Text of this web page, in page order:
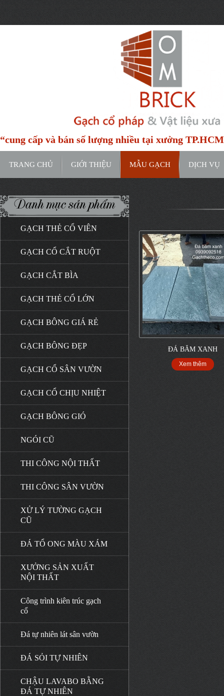
“cung cấp và bán số lượng nhiều tại xưởng
TRANG CHỦ GIỚI THIỆU MẪU GẠCH DỊCH VỤ
Danh mục sản phẩm
GẠCH THẺ CỔ VIÊN
GẠCH CỔ CẮT RUỘT
GẠCH CẮT BÌA
GẠCH THẺ CỔ LỚN
GẠCH BÔNG GIÁ RẺ
GẠCH BÔNG ĐẸP
GẠCH CỔ SÂN VƯỜN
GẠCH CỔ CHỊU NHIỆT
GẠCH BÔNG GIÓ
NGÓI CŨ
THI CÔNG NỘI THẤT
THI CÔNG SÂN VƯỜN
XỬ LÝ TƯỜNG GẠCH
CŨ
ĐÁ TỔ ONG MÀU XÁM
XƯỞNG SẢN XUẤT
NỘI THẤT
Công trình kiên trúc gạch
cổ
Đá tự nhiên lát sân vườn
ĐÁ SỎI TỰ NHIÊN
CHẬU LAVABO BẰNG
ĐÁ TỰ NHIÊN
ĐÁ BĂM XANH
Xem thêm